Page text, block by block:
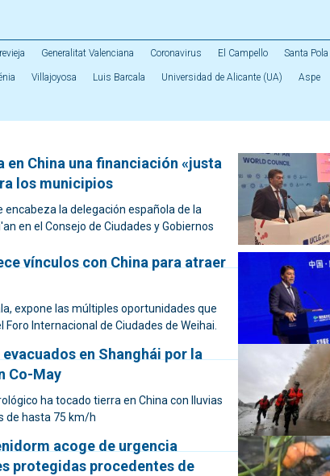
Generalitat Valenciana Coronavirus El Campello Santa Pola
Villajoyosa Luis Barcala Universidad de Alicante (UA) Aspe
en China una financiación «justa
los municipios
encabeza la delegación española de la
en el Consejo de Ciudades y Gobiernos
vínculos con China para atraer
expone las múltiples oportunidades que
Internacional de Ciudades de Weihai.
en Shanghái por la
Co-May
ha tocado tierra en China con lluvias
de hasta 75 km/h
acoge de urgencia
protegidas procedentes de